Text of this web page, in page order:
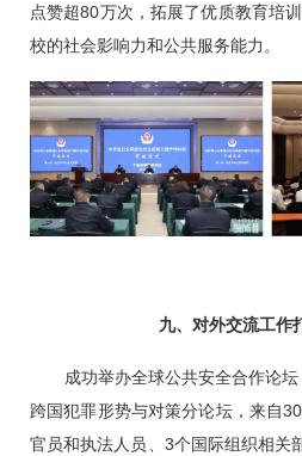
点赞超80万次，拓展了优质教育培
校的社会影响力和公共服务能力。
九、对外交流工作
成功举办全球公共安全合作论
跨国犯罪形势与对策分论坛，来自
官员和执法人员、3个国际组织相关